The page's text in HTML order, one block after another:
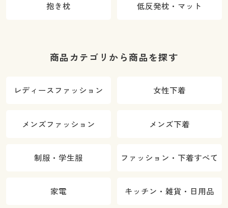
抱き枕 低反発枕・マット
商品カテゴリから商品を探す
レディースファッション 女性下着
メンズファッション メンズ下着
制服・学生服 ファッション・下着すべて
家電 キッチン・雑貨・日用品